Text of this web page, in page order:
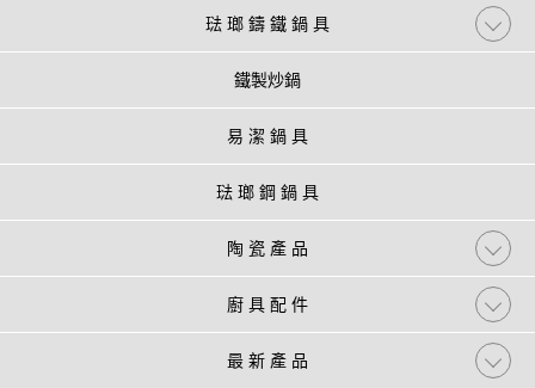
琺 瑯 鑄 鐵 鍋 具
鐵製炒鍋
易 潔 鍋 具
琺 瑯 鋼 鍋 具
陶 瓷 產 品
廚 具 配 件
最 新 產 品